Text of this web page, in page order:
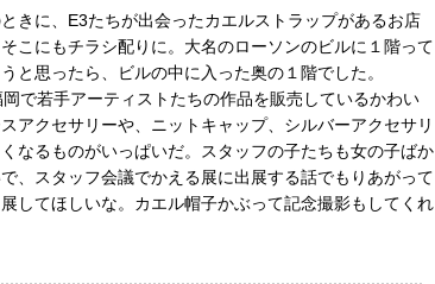
きに、E3たちが出会ったカエルストラップがあるお店
こにもチラシ配りに。大名のローソンのビルに１階って
と思ったら、ビルの中に入った奥の１階でした。
岡で若手アーティストたちの作品を販売しているかわい
アクセサリーや、ニットキャップ、シルバーアクセサリ
なるものがいっぱいだ。スタッフの子たちも女の子ばか
、スタッフ会議でかえる展に出展する話でもりあがって
してほしいな。カエル帽子かぶって記念撮影もしてくれ